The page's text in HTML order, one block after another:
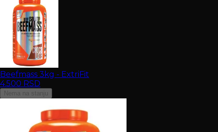
Beefmass 3kg - ExtriFit
4.500 RSD
Nema na stanju